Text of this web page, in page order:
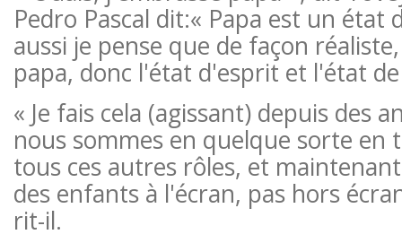
Pedro Pascal dit:« Papa est un état
aussi je pense que de façon
papa, donc l'état d'esprit et l'état
« Je fais cela (agissant) depuis des
nous sommes en quelque sorte en
tous ces autres rôles, et
des enfants à l'écran, pas hors
rit-il.